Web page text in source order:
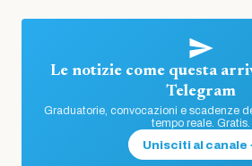
Le notizie come questa
Telegram
Graduatorie, convocazioni e scadenze
tempo reale. Gratis.
Unisciti al canale